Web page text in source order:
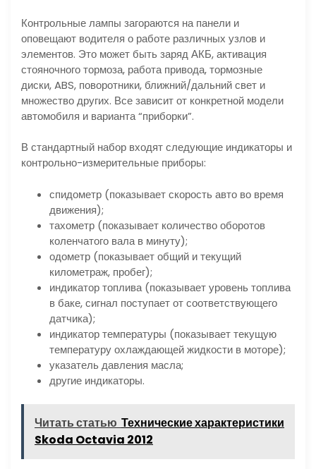
Контрольные лампы загораются на панели и
оповещают водителя о работе различных узлов и
элементов. Это может быть заряд АКБ, активация
стояночного тормоза, работа привода, тормозные
диски, ABS, поворотники, ближний/дальний свет и
множество других. Все зависит от конкретной модели
автомобиля и варианта “приборки”.
В стандартный набор входят следующие индикаторы и
контрольно-измерительные приборы:
спидометр (показывает скорость авто во время
движения);
тахометр (показывает количество оборотов
коленчатого вала в минуту);
одометр (показывает общий и текущий
километраж, пробег);
индикатор топлива (показывает уровень топлива
в баке, сигнал поступает от соответствующего
датчика);
индикатор температуры (показывает текущую
температуру охлаждающей жидкости в моторе);
указатель давления масла;
другие индикаторы.
Читать статью Технические характеристики
Skoda Octavia 2012